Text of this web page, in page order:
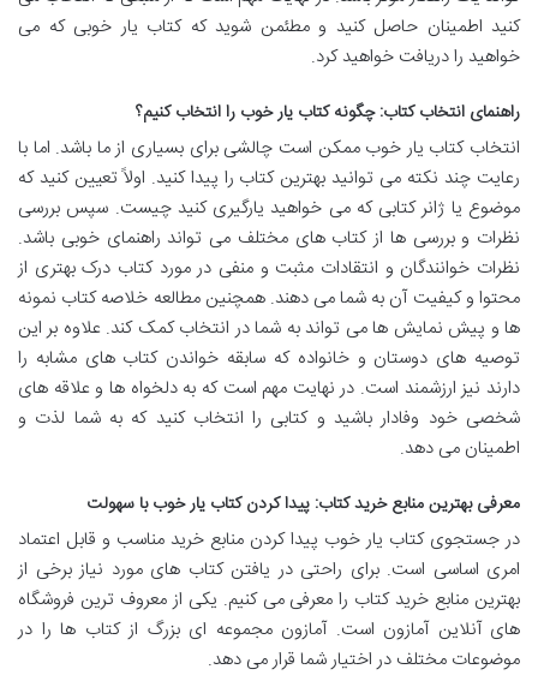
کنید اطمینان حاصل کنید و مطئمن شوید که کتاب یار خوبی که می
خواهید را دریافت خواهید کرد.
راهنمای انتخاب کتاب: چگونه کتاب یار خوب را انتخاب کنیم؟
انتخاب کتاب یار خوب ممکن است چالشی برای بسیاری از ما باشد. اما با
رعایت چند نکته می توانید بهترین کتاب را پیدا کنید. اولاً تعیین کنید که
موضوع یا ژانر کتابی که می خواهید یارگیری کنید چیست. سپس بررسی
نظرات و بررسی ها از کتاب های مختلف می تواند راهنمای خوبی باشد.
نظرات خوانندگان و انتقادات مثبت و منفی در مورد کتاب درک بهتری از
محتوا و کیفیت آن به شما می دهند. همچنین مطالعه خلاصه کتاب نمونه
ها و پیش نمایش ها می تواند به شما در انتخاب کمک کند. علاوه بر این
توصیه های دوستان و خانواده که سابقه خواندن کتاب های مشابه را
دارند نیز ارزشمند است. در نهایت مهم است که به دلخواه ها و علاقه های
شخصی خود وفادار باشید و کتابی را انتخاب کنید که به شما لذت و
اطمینان می دهد.
معرفی بهترین منابع خرید کتاب: پیدا کردن کتاب یار خوب با سهولت
در جستجوی کتاب یار خوب پیدا کردن منابع خرید مناسب و قابل اعتماد
امری اساسی است. برای راحتی در یافتن کتاب های مورد نیاز برخی از
بهترین منابع خرید کتاب را معرفی می کنیم. یکی از معروف ترین فروشگاه
های آنلاین آمازون است. آمازون مجموعه ای بزرگ از کتاب ها را در
موضوعات مختلف در اختیار شما قرار می دهد.